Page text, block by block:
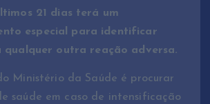
21 dias terá um
especial para identificar
qualquer outra reação adversa.
Ministério da Saúde é procurar
saúde em caso de intensificação